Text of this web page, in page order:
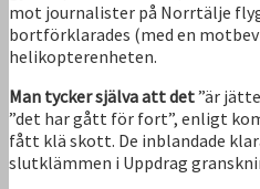
mot journalister på Norrtälje
bortförklarades (med en
helikopterenheten.
Man tycker själva att det”är
”det har gått för fort”, enligt
fått klä skott. De inblandade
slutklämmen i Uppdrag